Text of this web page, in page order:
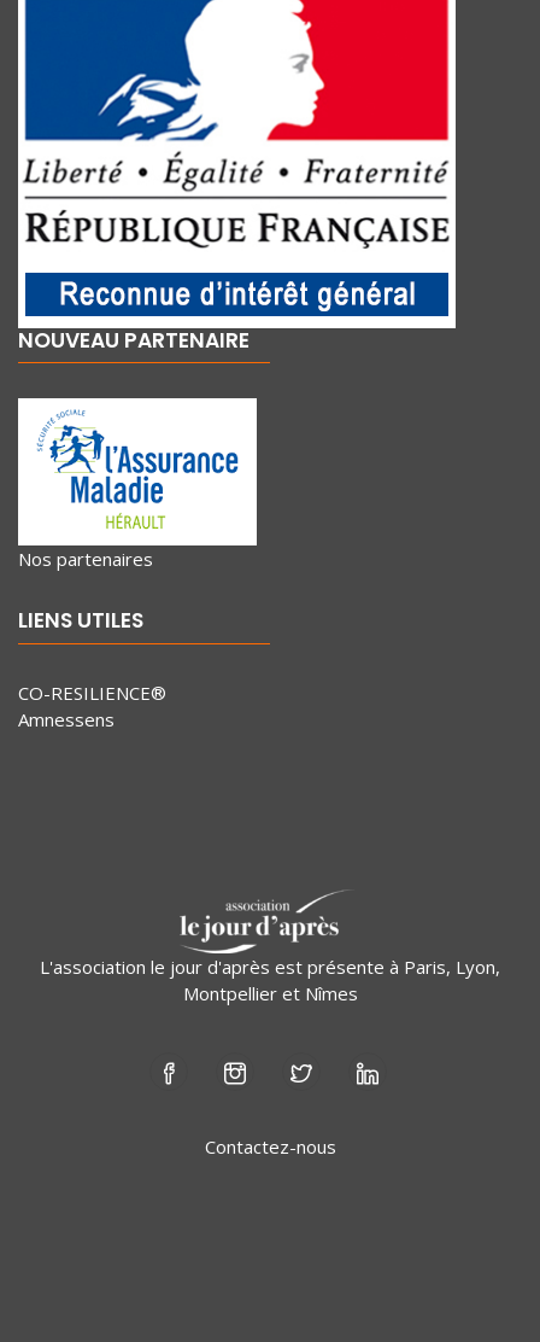
NOUVEAU PARTENAIRE
Nos partenaires
LIENS UTILES
CO-RESILIENCE®
Amnessens
L'association le jour d'après est présente à Paris, Lyon,
Montpellier et Nîmes
Contactez-nous